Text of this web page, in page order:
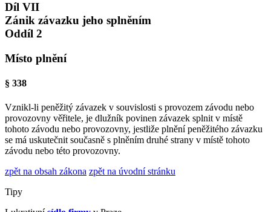
Díl VII
Zánik závazku jeho splněním
Oddíl 2
Místo plnění
§ 338
Vznikl-li peněžitý závazek v souvislosti s provozem závodu nebo
provozovny věřitele, je dlužník povinen závazek splnit v místě
tohoto závodu nebo provozovny, jestliže plnění peněžitého závazku
se má uskutečnit současně s plněním druhé strany v místě tohoto
závodu nebo této provozovny.
zpět na obsah zákona zpět na úvodní stránku
Tipy